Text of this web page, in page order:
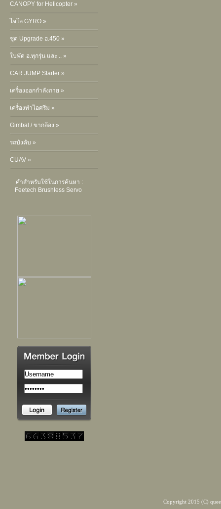
CANOPY for Helicopter »
ไจโล GYRO »
ชุด Upgrade ฮ.450 »
ใบพัด ฮ.ทุกรุ่น และ .. »
CAR JUMP Starter »
เครื่องออกกำลังกาย »
เครื่องทำไอศรีม »
Gimbal / ขากล้อง »
รถบังคับ »
CUAV »
คำสำหรับใช้ในการค้นหา :
Feetech Brushless Servo
Copyright 2015 (C)